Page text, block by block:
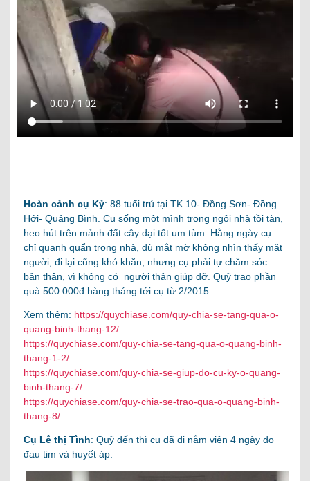
Hoàn cảnh cụ Kỷ: 88 tuổi trú tại TK 10- Đồng Sơn- Đồng
Hới- Quảng Bình. Cụ sống một mình trong ngôi nhà tồi tàn,
heo hút trên mảnh đất cây dại tốt um tùm. Hằng ngày cụ
chỉ quanh quẩn trong nhà, dù mắt mờ không nhìn thấy mặt
người, đi lại cũng khó khăn, nhưng cụ phải tự chăm sóc
bản thân, vì không có người thân giúp đỡ. Quỹ trao phần
quà 500.000đ hàng tháng tới cụ từ 2/2015.
Xem thêm: https://quychiase.com/quy-chia-se-tang-qua-o-
quang-binh-thang-12/
https://quychiase.com/quy-chia-se-tang-qua-o-quang-binh-
thang-1-2/
https://quychiase.com/quy-chia-se-giup-do-cu-ky-o-quang-
binh-thang-7/
https://quychiase.com/quy-chia-se-trao-qua-o-quang-binh-
thang-8/
Cụ Lê thị Tình: Quỹ đến thì cụ đã đi nằm viện 4 ngày do
đau tim và huyết áp.